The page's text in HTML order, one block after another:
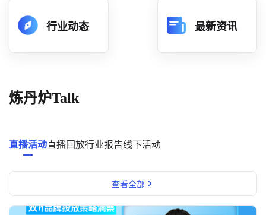
分析
数据中心
消费者说
解决方案
金融市场解决方案
行业动态 最新资讯
炼丹炉Talk
直播活动直播回放行业报告线下活动
查看全部